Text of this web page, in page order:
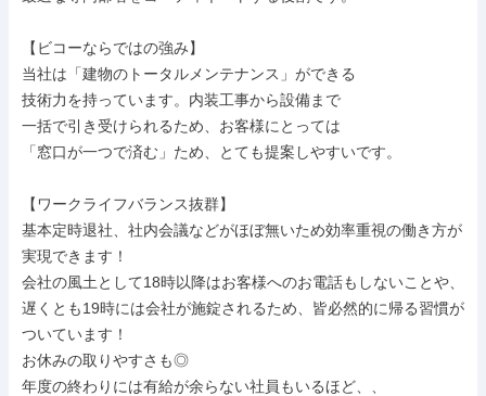
【ビコーならではの強み】
当社は「建物のトータルメンテナンス」ができる
技術力を持っています。内装工事から設備まで
一括で引き受けられるため、お客様にとっては
「窓口が一つで済む」ため、とても提案しやすいです。
【ワークライフバランス抜群】
基本定時退社、社内会議などがほぼ無いため効率重視の働き方が
実現できます！
会社の風土として18時以降はお客様へのお電話もしないことや、
遅くとも19時には会社が施錠されるため、皆必然的に帰る習慣が
ついています！
お休みの取りやすさも◎
年度の終わりには有給が余らない社員もいるほど、、